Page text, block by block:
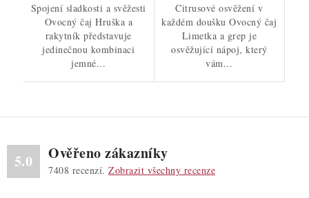
Spojení sladkosti a svěžesti
Ovocný čaj Hruška a
rakytník představuje
jedinečnou kombinaci
jemné...
Citrusové osvěžení v
každém doušku Ovocný čaj
Limetka a grep je
osvěžující nápoj, který
vám...
5.0 Ověřeno zákazníky
7408 recenzí. Zobrazit všechny recenze